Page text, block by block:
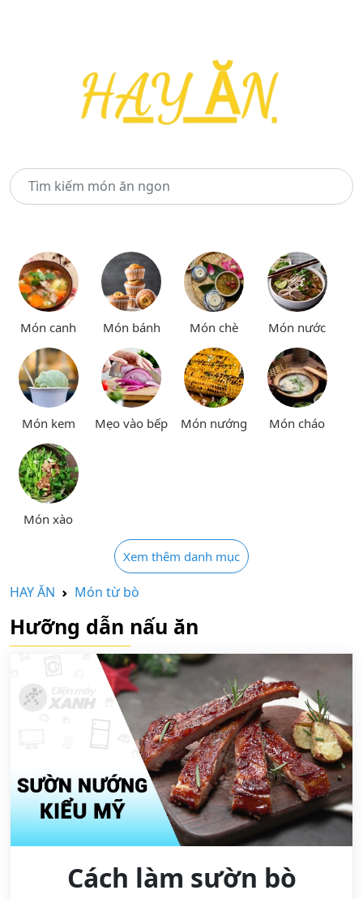
Món canh Món bánh Món chè Món nước
Món kem Mẹo vào bếp Món nướng Món cháo
Món xào
Xem thêm danh mục
HAY ĂN Món từ bò
Hưỡng dẫn nấu ăn
Cách làm sườn bò